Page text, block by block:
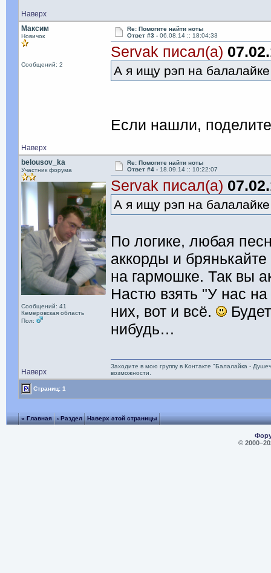
Наверх
Максим
Новичок
Сообщений: 2
Re: Помогите найти ноты
Ответ #3 -06.08.14 :: 18:04:33
Servak писал(а)
А я ищу рэп на
Если нашли,
Наверх
belousov_ka
Участник форума
Сообщений: 41
Кемеровская область
Пол:
Re: Помогите найти ноты
Ответ #4 - 18.09.14 :: 10:22:07
Servak писал(а)
А я ищу рэп на
По логике, любая
аккорды и
на гармошке. Так вы
Настю взять "У нас
них, вот и всё.
нибудь…
Наверх
Заходите в мою группу в Контакте "Балалайка -
возможности.
Страниц: 1
« Главная ‹ Раздел Наверх этой страницы
© 2000–